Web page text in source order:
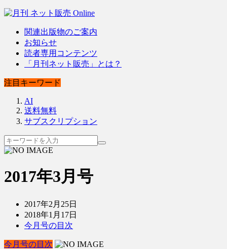
関連出版物のご案内
お知らせ
読者専用コンテンツ
「月刊ネット販売」とは？
注目キーワード
AI
送料無料
サブスクリプション
2017年3月号
2017年2月25日
2018年1月17日
今月号の目次
今月号の目次